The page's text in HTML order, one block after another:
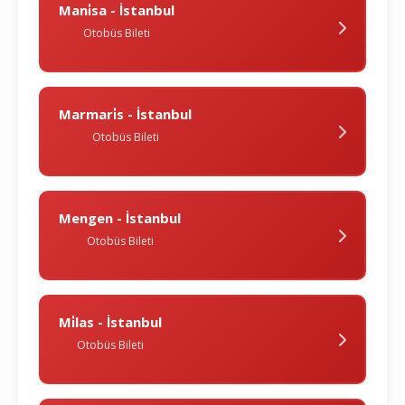
Mani̇sa - İstanbul
Otobüs Bileti
Marmari̇s - İstanbul
Otobüs Bileti
Mengen - İstanbul
Otobüs Bileti
Mi̇las - İstanbul
Otobüs Bileti